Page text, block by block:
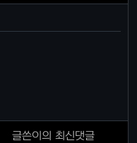
글쓴이의 최신댓글